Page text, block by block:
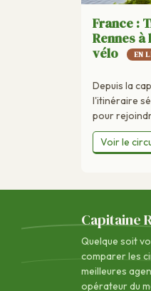
France :
Rennes
vélo
EN
Depuis la
l'itinéraire
pour
Voir le
Capitaine
Quelque soit
comparer les
meilleures
opérateur du